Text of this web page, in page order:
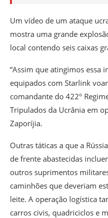
Um vídeo de um ataque
mostra uma grande
local contendo seis caixas
“Assim que atingimos essa
equipados com Starlink
comandante do 422º
Tripulados da Ucrânia em
Zaporíjia.
Outras táticas a que a
de frente abastecidas
outros suprimentos
caminhões que deveriam
leite. A operação logística
carros civis, quadriciclos e